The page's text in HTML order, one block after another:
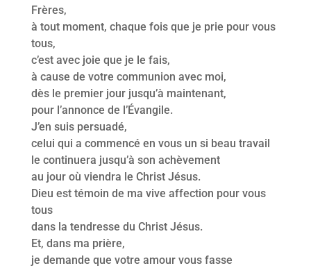
Frères,
à tout moment, chaque fois que je prie pour vous
tous,
c’est avec joie que je le fais,
à cause de votre communion avec moi,
dès le premier jour jusqu’à maintenant,
pour l’annonce de l’Évangile.
J’en suis persuadé,
celui qui a commencé en vous un si beau travail
le continuera jusqu’à son achèvement
au jour où viendra le Christ Jésus.
Dieu est témoin de ma vive affection pour vous
tous
dans la tendresse du Christ Jésus.
Et, dans ma prière,
je demande que votre amour vous fasse